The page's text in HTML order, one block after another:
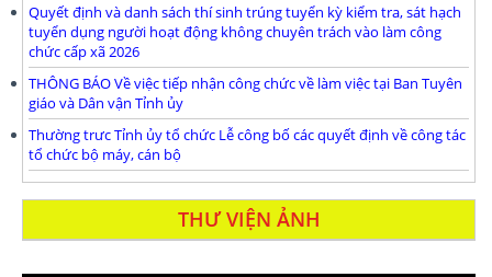
Quyết định và danh sách thí sinh trúng tuyển kỳ kiểm tra, sát hạch
tuyển dụng người hoạt động không chuyên trách vào làm công
chức cấp xã 2026
THÔNG BÁO Về việc tiếp nhận công chức về làm việc tại Ban Tuyên
giáo và Dân vận Tỉnh ủy
Thường trưc Tỉnh ủy tổ chức Lễ công bố các quyết định về công tác
tổ chức bộ máy, cán bộ
THƯ VIỆN ẢNH